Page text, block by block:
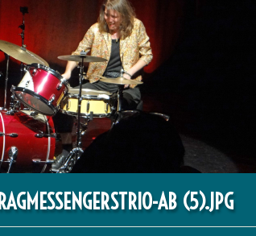
RAGMESSENGERSTRIO-AB (5).JPG